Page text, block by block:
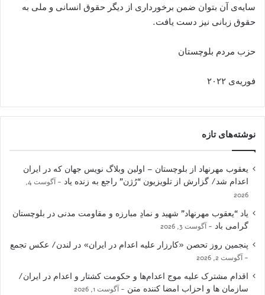
سایه‌ی آن بتوان ضمن برخورداری از دیگر حقوق انسانی و ملی به
حقوق زبانی نیز دست یافت.
حزب مردم بلوچستان
فوریه‌ی ۲۰۲۲
نوشته‌های تازه
یعقوب مهرنهاد از بلوچستان – اولین وبلاگ نویس جهان که در ایران
اعدام شد/ گزارش از تلویزیون “رُژن” راجع به زنده یاد
آگوست 4,
2026
یاد “یعقوب مهرنهاد” شهید و نمادِ مبارزه و مقاومت مدنی در بلوچستان
گرامی باد
آگوست 3, 2026
پنجمین روز تحصن «کارزار علیه اعدام در ایران» در لندن/ عکس تجمع
آگوست 2, 2026
اقدام مشترک علیه موج اعدام‌ها و حکومت کشتار و اعدام در ایران/
سازمان ها و احزاب امضا کننده متن
آگوست 1, 2026